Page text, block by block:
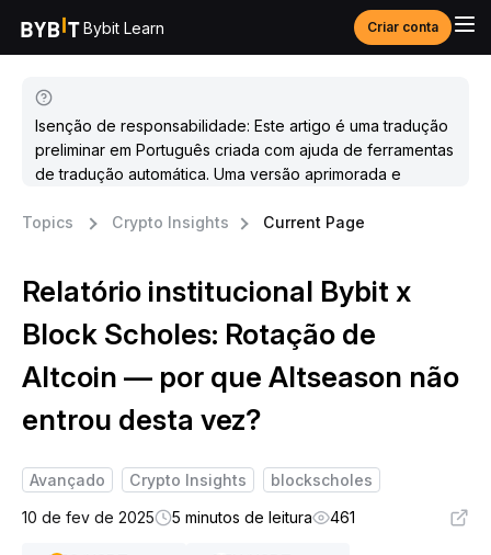
Bybit Learn Criar conta
Isenção de responsabilidade: Este artigo é uma tradução
preliminar em Português criada com ajuda de ferramentas
de tradução automática. Uma versão aprimorada e
Topics
Crypto Insights Current Page
Relatório institucional Bybit x
Block Scholes: Rotação de
Altcoin — por que Altseason não
entrou desta vez?
Avançado Crypto Insights
blockscholes
10 de fev de 2025
5 minutos de leitura 461